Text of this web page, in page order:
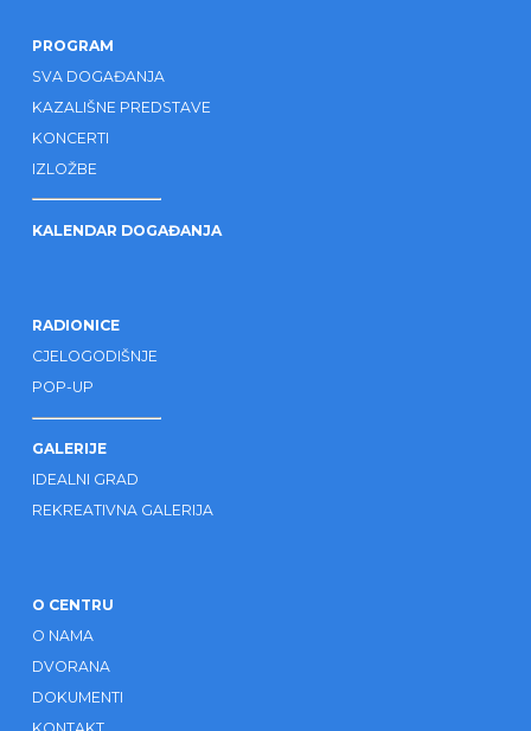
PROGRAM
SVA DOGAĐANJA
KAZALIŠNE PREDSTAVE
KONCERTI
IZLOŽBE
KALENDAR DOGAĐANJA
RADIONICE
CJELOGODIŠNJE
POP-UP
GALERIJE
IDEALNI GRAD
REKREATIVNA GALERIJA
O CENTRU
O NAMA
DVORANA
DOKUMENTI